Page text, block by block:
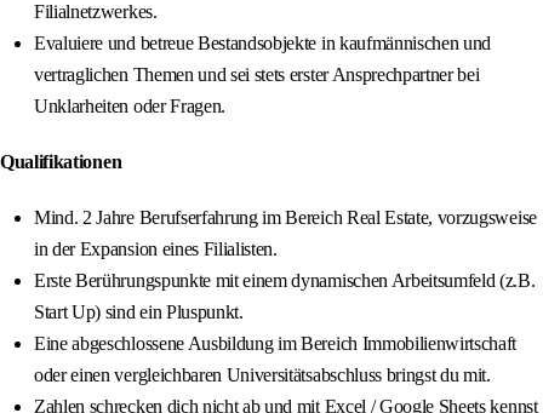
Filialnetzwerkes.
Evaluiere und betreue Bestandsobjekte in kaufmännischen und
vertraglichen Themen und sei stets erster Ansprechpartner bei
Unklarheiten oder Fragen.
Qualifikationen
Mind. 2 Jahre Berufserfahrung im Bereich Real Estate, vorzugsweise
in der Expansion eines Filialisten.
Erste Berührungspunkte mit einem dynamischen Arbeitsumfeld (z.B.
Start Up) sind ein Pluspunkt.
Eine abgeschlossene Ausbildung im Bereich Immobilienwirtschaft
oder einen vergleichbaren Universitätsabschluss bringst du mit.
Zahlen schrecken dich nicht ab und mit Excel / Google Sheets kennst